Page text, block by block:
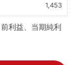
1,453
利益、当期純利